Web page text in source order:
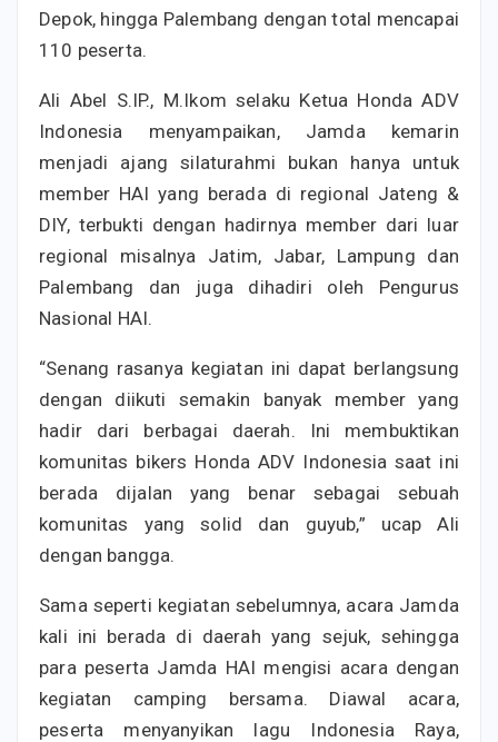
Depok, hingga Palembang dengan total mencapai
110 peserta.
Ali Abel S.IP., M.Ikom selaku Ketua Honda ADV
Indonesia menyampaikan, Jamda kemarin
menjadi ajang silaturahmi bukan hanya untuk
member HAI yang berada di regional Jateng &
DIY, terbukti dengan hadirnya member dari luar
regional misalnya Jatim, Jabar, Lampung dan
Palembang dan juga dihadiri oleh Pengurus
Nasional HAI.
“Senang rasanya kegiatan ini dapat berlangsung
dengan diikuti semakin banyak member yang
hadir dari berbagai daerah. Ini membuktikan
komunitas bikers Honda ADV Indonesia saat ini
berada dijalan yang benar sebagai sebuah
komunitas yang solid dan guyub,” ucap Ali
dengan bangga.
Sama seperti kegiatan sebelumnya, acara Jamda
kali ini berada di daerah yang sejuk, sehingga
para peserta Jamda HAI mengisi acara dengan
kegiatan camping bersama. Diawal acara,
peserta menyanyikan lagu Indonesia Raya,